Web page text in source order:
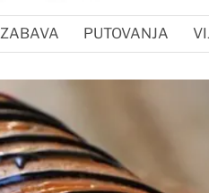
ZABAVA PUTOVANJA